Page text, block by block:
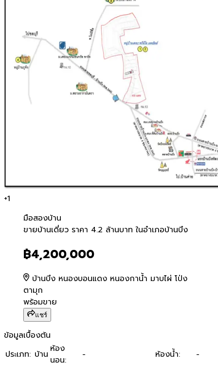
+1
มือสองบ้าน
ขายบ้านเดี่ยว ราคา 4.2 ล้าน
ขายบ้านเดี่ยว ราคา 4.2 ล้านบาท ในอำเภอบ้านบึง
฿4,200,000
บ้านบึง หนองบอนแดง หนองกาน้ำ มาบไผ่ โป่ง
ตามุก
พร้อมขาย
แชร์
ข้อมูลเบื้องต้น
ประเภท: บ้าน ห้อง
นอน: - ห้องน้ำ: -